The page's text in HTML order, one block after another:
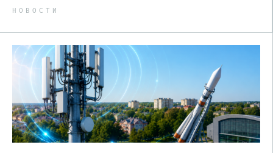
НОВОСТИ